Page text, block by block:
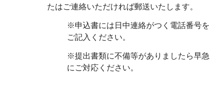
たはご連絡いただければ郵送いたします。
※申込書には日中連絡がつく電話番号を
ご記入ください。
※提出書類に不備等がありましたら早急
にご対応ください。